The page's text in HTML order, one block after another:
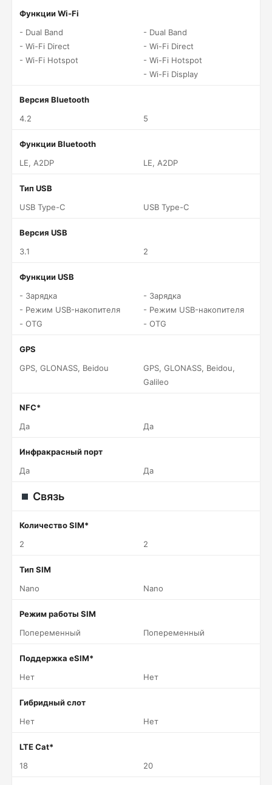
Функции Wi-Fi
- Dual Band
- Wi-Fi Direct
- Wi-Fi Hotspot
- Dual Band
- Wi-Fi Direct
- Wi-Fi Hotspot
- Wi-Fi Display
Версия Bluetooth
4.2
5
Функции Bluetooth
LE, A2DP
LE, A2DP
Тип USB
USB Type-C
USB Type-C
Версия USB
3.1
2
Функции USB
- Зарядка
- Режим USB-накопителя
- OTG
- Зарядка
- Режим USB-накопителя
- OTG
GPS
GPS, GLONASS, Beidou
GPS, GLONASS, Beidou,
Galileo
NFC*
Да
Да
Инфракрасный порт
Да
Да
Связь
Количество SIM*
2
2
Тип SIM
Nano
Nano
Режим работы SIM
Попеременный
Попеременный
Поддержка eSIM*
Нет
Нет
Гибридный слот
Нет
Нет
LTE Cat*
18
20